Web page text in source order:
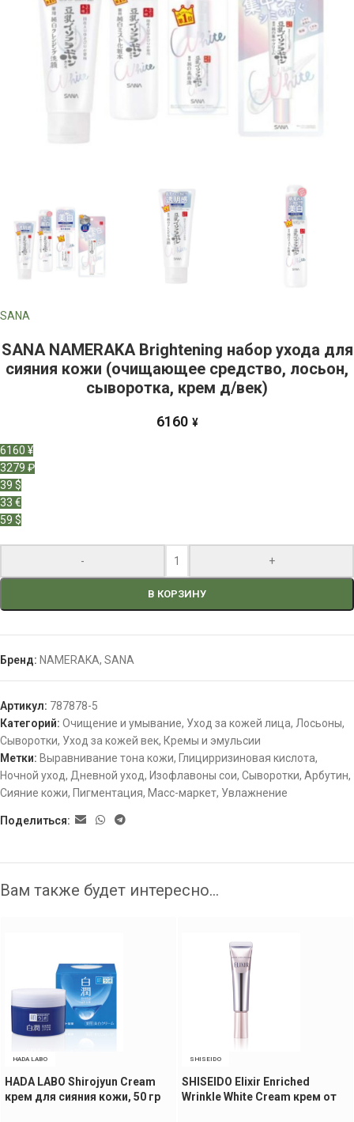
SANA
SANA NAMERAKA Brightening набор ухода для
сияния кожи (очищающее средство, лосьон,
сыворотка, крем д/век)
6160 ¥
6160 ¥
3279 ₽
39 $
33 €
59 $
- +
В КОРЗИНУ
Бренд: NAMERAKA, SANA
Артикул: 787878-5
Категорий: Очищение и умывание, Уход за кожей лица, Лосьоны,
Сыворотки, Уход за кожей век, Кремы и эмульсии
Метки: Выравнивание тона кожи, Глицирризиновая кислота,
Ночной уход, Дневной уход, Изофлавоны сои, Сыворотки, Арбутин,
Сияние кожи, Пигментация, Масс-маркет, Увлажнение
Поделиться:
Вам также будет интересно…
HADA LABO
HADA LABO Shirojyun Cream
крем для сияния кожи, 50 гр
SHISEIDO
SHISEIDO Elixir Enriched
Wrinkle White Cream крем от